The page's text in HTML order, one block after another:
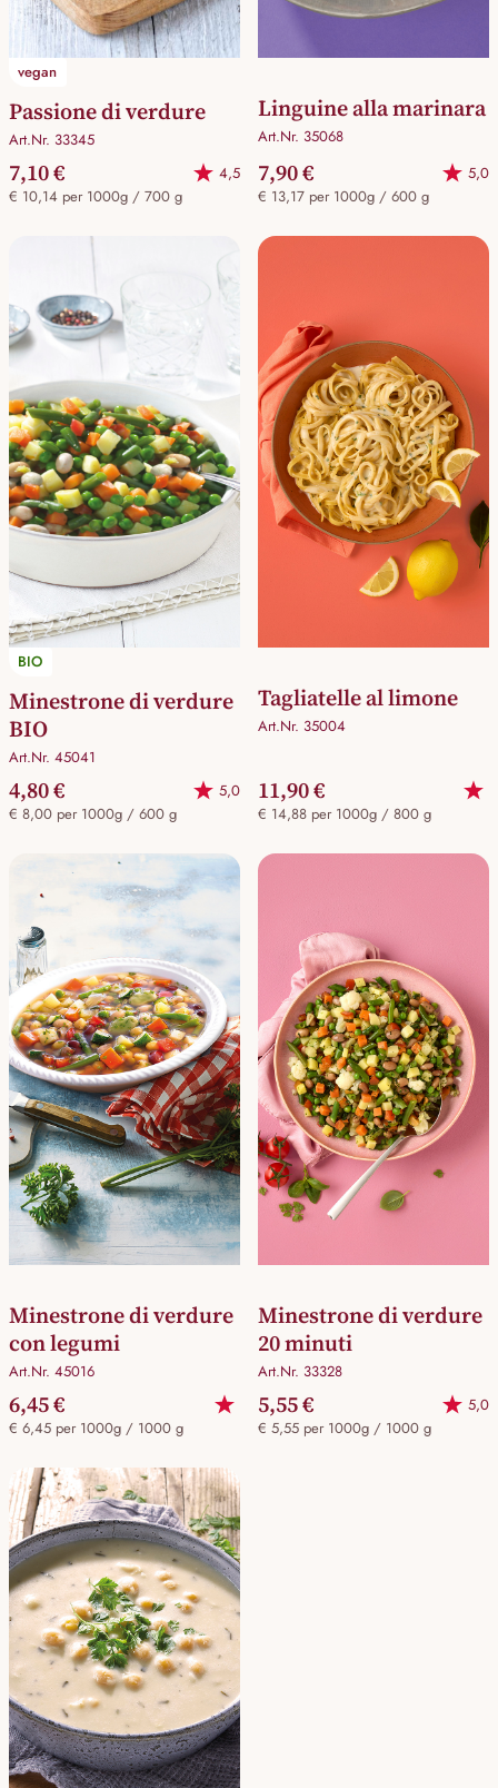
vegan
Passione di verdure
Art.Nr. 33345
7,10 €
4,5
€ 10,14 per 1000g / 700 g
Linguine alla marinara
Art.Nr. 35068
7,90 €
5,0
€ 13,17 per 1000g / 600 g
BIO
Minestrone di verdure
BIO
Art.Nr. 45041
4,80 €
5,0
€ 8,00 per 1000g / 600 g
Tagliatelle al limone
Art.Nr. 35004
11,90 €
€ 14,88 per 1000g / 800 g
Minestrone di verdure
con legumi
Art.Nr. 45016
6,45 €
€ 6,45 per 1000g / 1000 g
Minestrone di verdure
20 minuti
Art.Nr. 33328
5,55 €
5,0
€ 5,55 per 1000g / 1000 g